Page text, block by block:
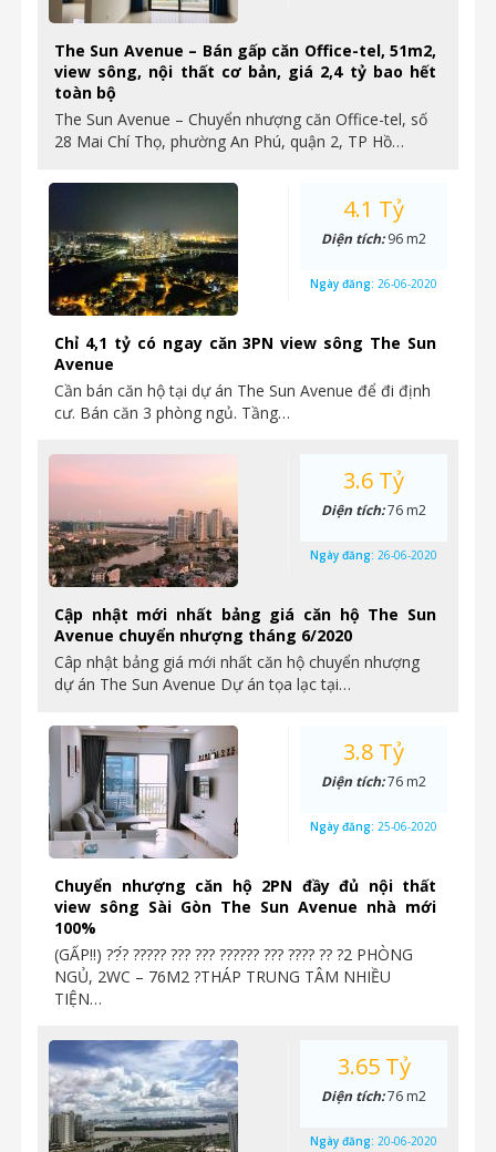
The Sun Avenue – Bán gấp căn Office-tel, 51m2,
view sông, nội thất cơ bản, giá 2,4 tỷ bao hết
toàn bộ
The Sun Avenue – Chuyển nhượng căn Office-tel, số
28 Mai Chí Thọ, phường An Phú, quận 2, TP Hồ…
Chỉ 4,1 tỷ có ngay căn 3PN view sông The Sun
Avenue
Cần bán căn hộ tại dự án The Sun Avenue để đi định
cư. Bán căn 3 phòng ngủ. Tầng…
4.1 Tỷ
Diện tích:96 m2
Ngày đăng: 26-06-2020
Cập nhật mới nhất bảng giá căn hộ The Sun
Avenue chuyển nhượng tháng 6/2020
Câp nhật bảng giá mới nhất căn hộ chuyển nhượng
dự án The Sun Avenue Dự án tọa lạc tại…
3.6 Tỷ
Diện tích:76 m2
Ngày đăng: 26-06-2020
Chuyển nhượng căn hộ 2PN đầy đủ nội thất
view sông Sài Gòn The Sun Avenue nhà mới
100%
(GẤP‼️) ??́? ????? ??? ??? ?????? ??? ???? ?? ?2 PHÒNG
NGỦ, 2WC – 76M2 ?THÁP TRUNG TÂM NHIỀU
TIỆN…
3.8 Tỷ
Diện tích:76 m2
Ngày đăng: 25-06-2020
3.65 Tỷ
Diện tích:76 m2
Ngày đăng: 20-06-2020